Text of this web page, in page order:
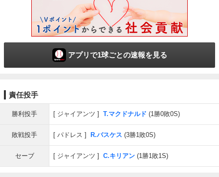
アプリで1球ごとの速報を見る
責任投手
勝利投手 ジャイアンツ T.マクドナルド (1勝0敗0S)
敗戦投手 パドレス R.バスケス (3勝1敗0S)
セーブ ジャイアンツ C.キリアン (1勝1敗1S)